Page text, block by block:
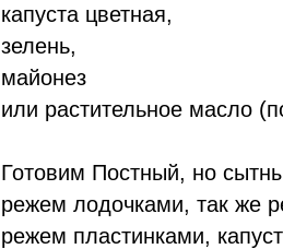
капуста цветная,
зелень,
майонез
или растительное масло
Готовим Постный, но
режем лодочками, так же
режем пластинками,